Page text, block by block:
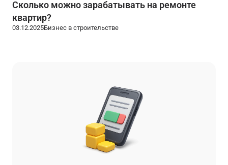
Сколько можно зарабатывать на ремонте
квартир?
03.12.2025Бизнес в строительстве